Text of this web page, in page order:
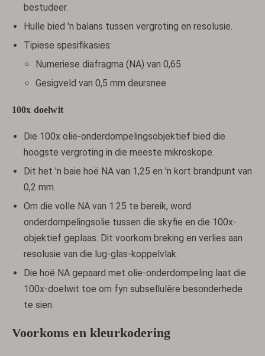
bestudeer.
Hulle bied 'n balans tussen vergroting en resolusie.
Tipiese spesifikasies:
Numeriese diafragma (NA) van 0,65
Gesigveld van 0,5 mm deursnee
100x doelwit
Die 100x olie-onderdompelingsobjektief bied die
hoogste vergroting in die meeste mikroskope.
Dit het 'n baie hoë NA van 1,25 en 'n kort brandpunt van
0,2 mm.
Om die volle NA van 1.25 te bereik, word
onderdompelingsolie tussen die skyfie en die 100x-
objektief geplaas. Dit voorkom breking en verlies aan
resolusie van die lug-glas-koppelvlak.
Die hoë NA gepaard met olie-onderdompeling laat die
100x-doelwit toe om fyn subsellulêre besonderhede
te sien.
Voorkoms en kleurkodering